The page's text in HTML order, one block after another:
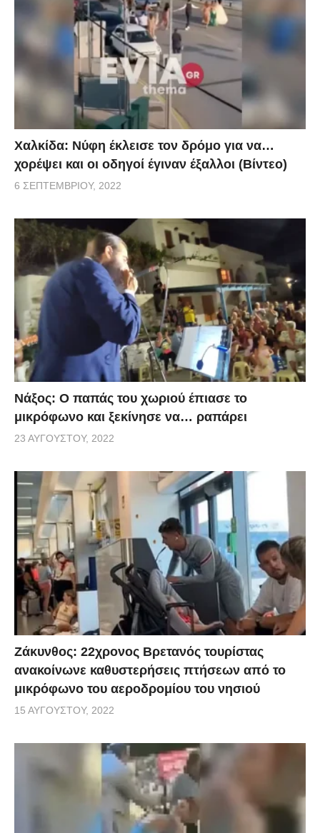
Χαλκίδα: Νύφη έκλεισε τον δρόμο για να…
χορέψει και οι οδηγοί έγιναν έξαλλοι (Βίντεο)
6 ΣΕΠΤΕΜΒΡΊΟΥ, 2022
Νάξος: Ο παπάς του χωριού έπιασε το
μικρόφωνο και ξεκίνησε να… ραπάρει
23 ΑΥΓΟΎΣΤΟΥ, 2022
Ζάκυνθος: 22χρονος Βρετανός τουρίστας
ανακοίνωνε καθυστερήσεις πτήσεων από το
μικρόφωνο του αεροδρομίου του νησιού
15 ΑΥΓΟΎΣΤΟΥ, 2022